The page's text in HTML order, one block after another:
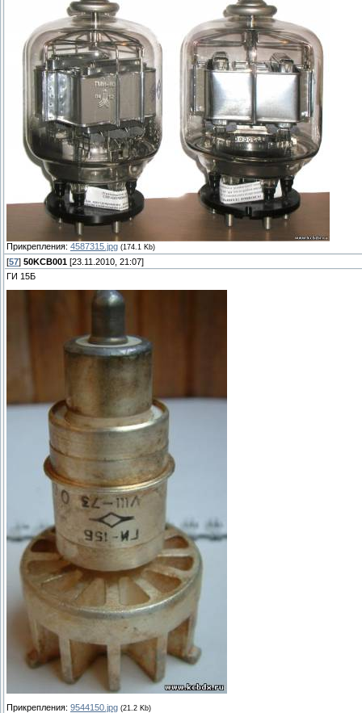
Прикрепления: 4587315.jpg (174.1 Kb)
[57] 50KCB001 [23.11.2010, 21:07]
ГИ 15Б
Прикрепления: 9544150.jpg (21.2 Kb)